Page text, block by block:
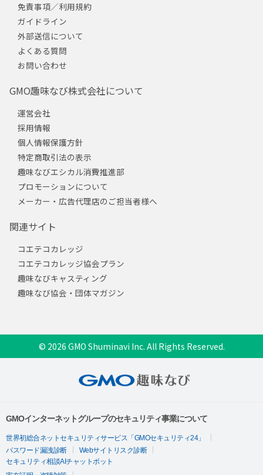
免責事項／利用規約
ガイドライン
外部送信について
よくある質問
お問い合わせ
GMO趣味なび株式会社について
運営会社
採用情報
個人情報保護方針
特定商取引法の表示
趣味なびエシカル消費推進部
プロモーションについて
メーカー・広告代理店のご担当者様へ
関連サイト
コエテコカレッジ
コエテコカレッジ協会プラン
趣味なびキャスティング
趣味なび協会・団体マガジン
© 2026 GMO Shuminavi Inc. All Rights Reserved.